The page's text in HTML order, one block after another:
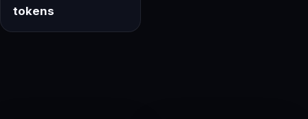
tokens